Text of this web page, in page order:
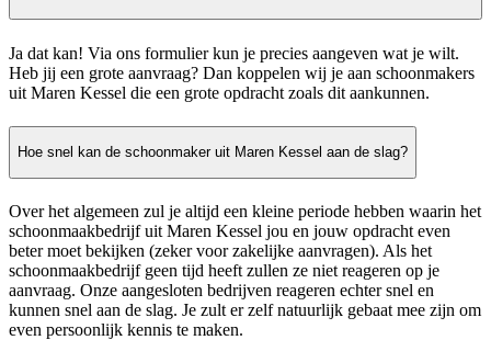
Ja dat kan! Via ons formulier kun je precies aangeven wat je wilt.
Heb jij een grote aanvraag? Dan koppelen wij je aan schoonmakers
uit Maren Kessel die een grote opdracht zoals dit aankunnen.
Hoe snel kan de schoonmaker uit Maren Kessel aan de slag?
Over het algemeen zul je altijd een kleine periode hebben waarin het
schoonmaakbedrijf uit Maren Kessel jou en jouw opdracht even
beter moet bekijken (zeker voor zakelijke aanvragen). Als het
schoonmaakbedrijf geen tijd heeft zullen ze niet reageren op je
aanvraag. Onze aangesloten bedrijven reageren echter snel en
kunnen snel aan de slag. Je zult er zelf natuurlijk gebaat mee zijn om
even persoonlijk kennis te maken.